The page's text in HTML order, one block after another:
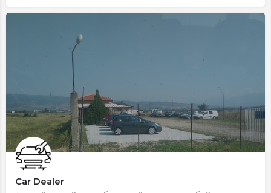
Car Dealer